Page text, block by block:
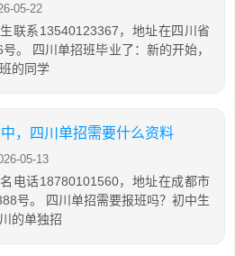
05-22
联系13540123367，地址在四川省
。 四川单招班毕业了：新的开始，
的同学
，四川单招需要什么资料
05-13
电话18780101560，地址在成都市
号。 四川单招需要报班吗？初中生
的单独招